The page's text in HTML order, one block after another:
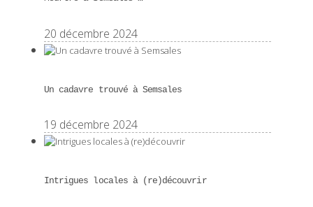
20 décembre 2024
Un cadavre trouvé à Semsales
19 décembre 2024
Intrigues locales à (re)découvrir